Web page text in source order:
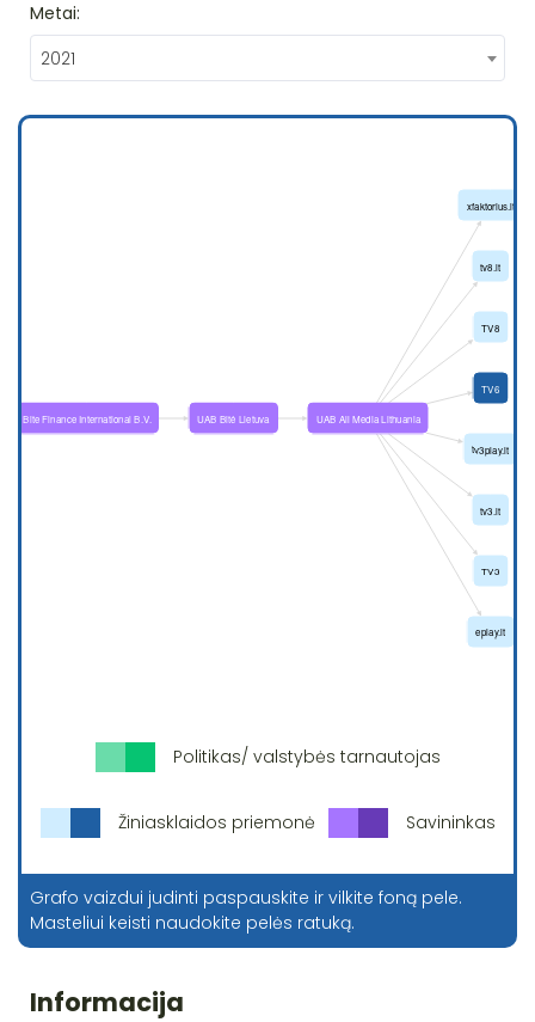
Metai:
2021
Politikas/ valstybės tarnautojas
Žiniasklaidos priemonė Savininkas
Grafo vaizdui judinti paspauskite ir vilkite foną pele.
Masteliui keisti naudokite pelės ratuką.
Informacija